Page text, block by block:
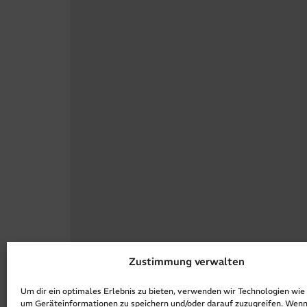
Zustimmung verwalten
Um dir ein optimales Erlebnis zu bieten, verwenden wir Technologien wie
um Geräteinformationen zu speichern und/oder darauf zuzugreifen.